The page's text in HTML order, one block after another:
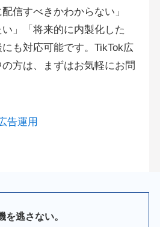
信すべきかわからない」
い」「将来的に内製化した
も対応可能です。TikTok広
方は、まずはお気軽にお問
告運用
を逃さない。